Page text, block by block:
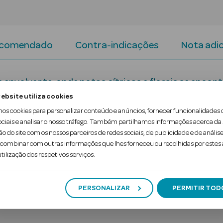
utiliza cookies
cookies para personalizar conteúdo e anúncios, fornecer funcionalidades
e analisar o nosso tráfego. Também partilhamos informações acerca da
do site com os nossos parceiros de redes sociais, de publicidade e de
com outras informações que lhes forneceu ou recolhidas por estes
dos respetivos serviços.
PERSONALIZAR PERMITIR
Contra-indicações Nota
onde notas cítricas e florais se
entre delicadeza e força, que deixa uma marca
tua essência mais autêntica, feminina e